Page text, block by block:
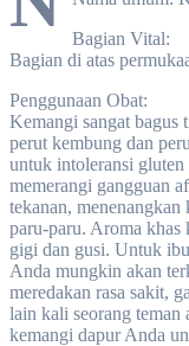
Bagian Vital:
Bagian di atas
Penggunaan Obat:
Kemangi sangat bagus
perut kembung dan
untuk intoleransi gluten
memerangi gangguan
tekanan, menenangkan
paru-paru. Aroma khas
gigi dan gusi. Untuk
Anda mungkin akan
meredakan rasa sakit,
lain kali seorang teman
kemangi dapur Anda